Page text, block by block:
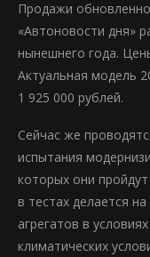
Продажи
«Автоновости дня»
нынешнего года.
Актуальная модель
1 925 000 рублей.
Сейчас же
испытания
которых они
в тестах делается
агрегатов в
климатических